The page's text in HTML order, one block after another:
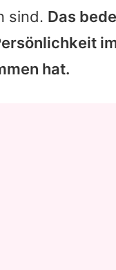
sind. Das
hat.